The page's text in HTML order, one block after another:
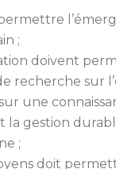
;
doivent
recherche sur
une
la gestion
;
doit